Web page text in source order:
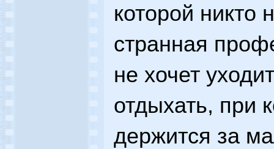
которой никто
странная
не хочет
отдыхать, при
держится за